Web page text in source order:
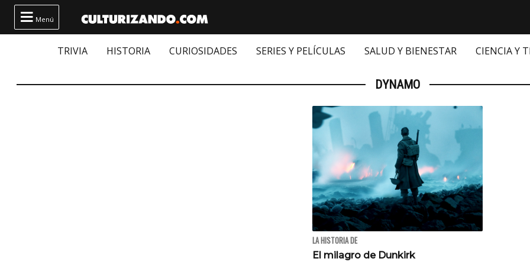
 Menú
TRIVIA HISTORIA CURIOSIDADES SERIES Y PELÍCULAS SALUD Y BIENESTAR CIENCIA Y
DYNAMO
LA HISTORIA DE
El milagro de Dunkirk